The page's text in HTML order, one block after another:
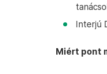
Interjú
Miért pont